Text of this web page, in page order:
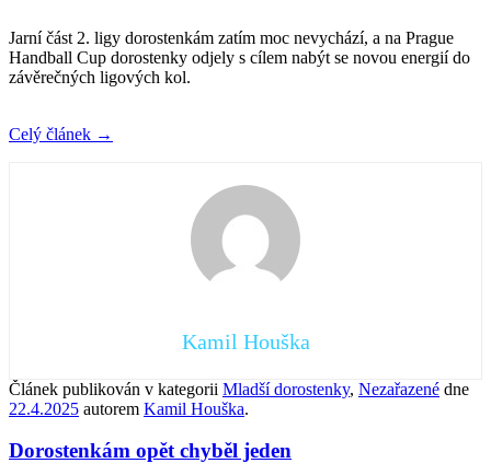
Jarní část 2. ligy dorostenkám zatím moc nevychází, a na Prague
Handball Cup dorostenky odjely s cílem nabýt se novou energií do
závěrečných ligových kol.
Celý článek →
Kamil Houška
Článek publikován v kategorii Mladší dorostenky, Nezařazené dne
22.4.2025 autorem Kamil Houška.
Dorostenkám opět chyběl jeden